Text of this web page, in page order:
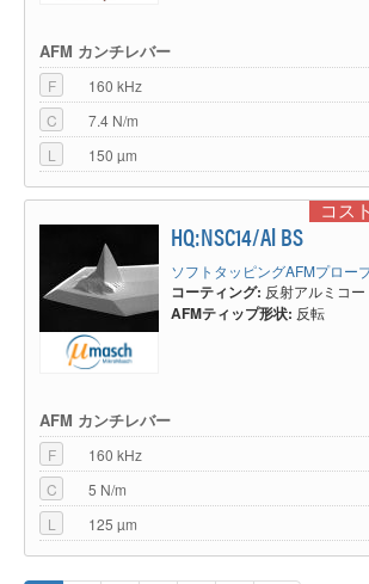
AFM カンチレバー
F
160 kHz
C
7.4 N/m
L
150 µm
コス
HQ:NSC14/Al BS
ソフトタッピングAFMプロー
コーティング: 反射アルミコー
AFMティップ形状: 反転
AFM カンチレバー
F
160 kHz
C
5 N/m
L
125 µm